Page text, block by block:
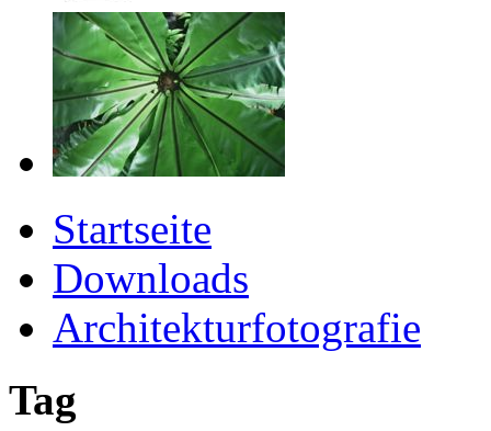
Startseite
Downloads
Architekturfotografie
Tag